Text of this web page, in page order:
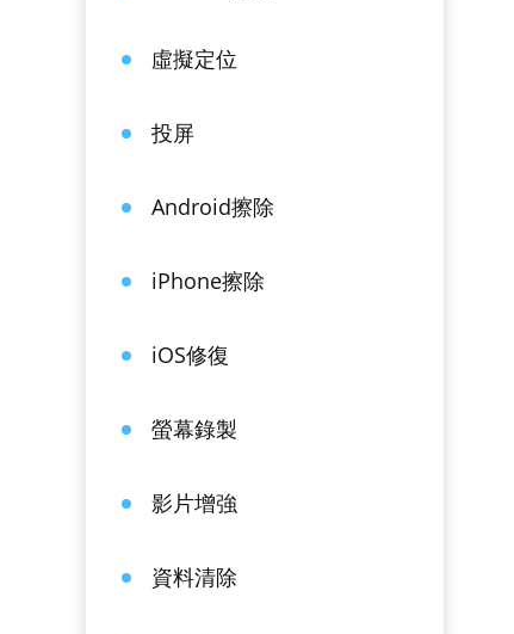
虛擬定位
投屏
Android擦除
iPhone擦除
iOS修復
螢幕錄製
影片增強
資料清除